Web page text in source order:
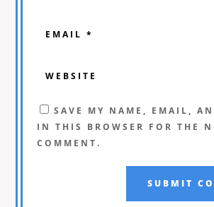
SAVE MY NAME, EMAIL,
IN THIS BROWSER FOR THE
COMMENT.
SUBMIT